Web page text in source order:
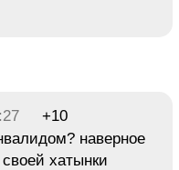
+10
наверное
хатынки